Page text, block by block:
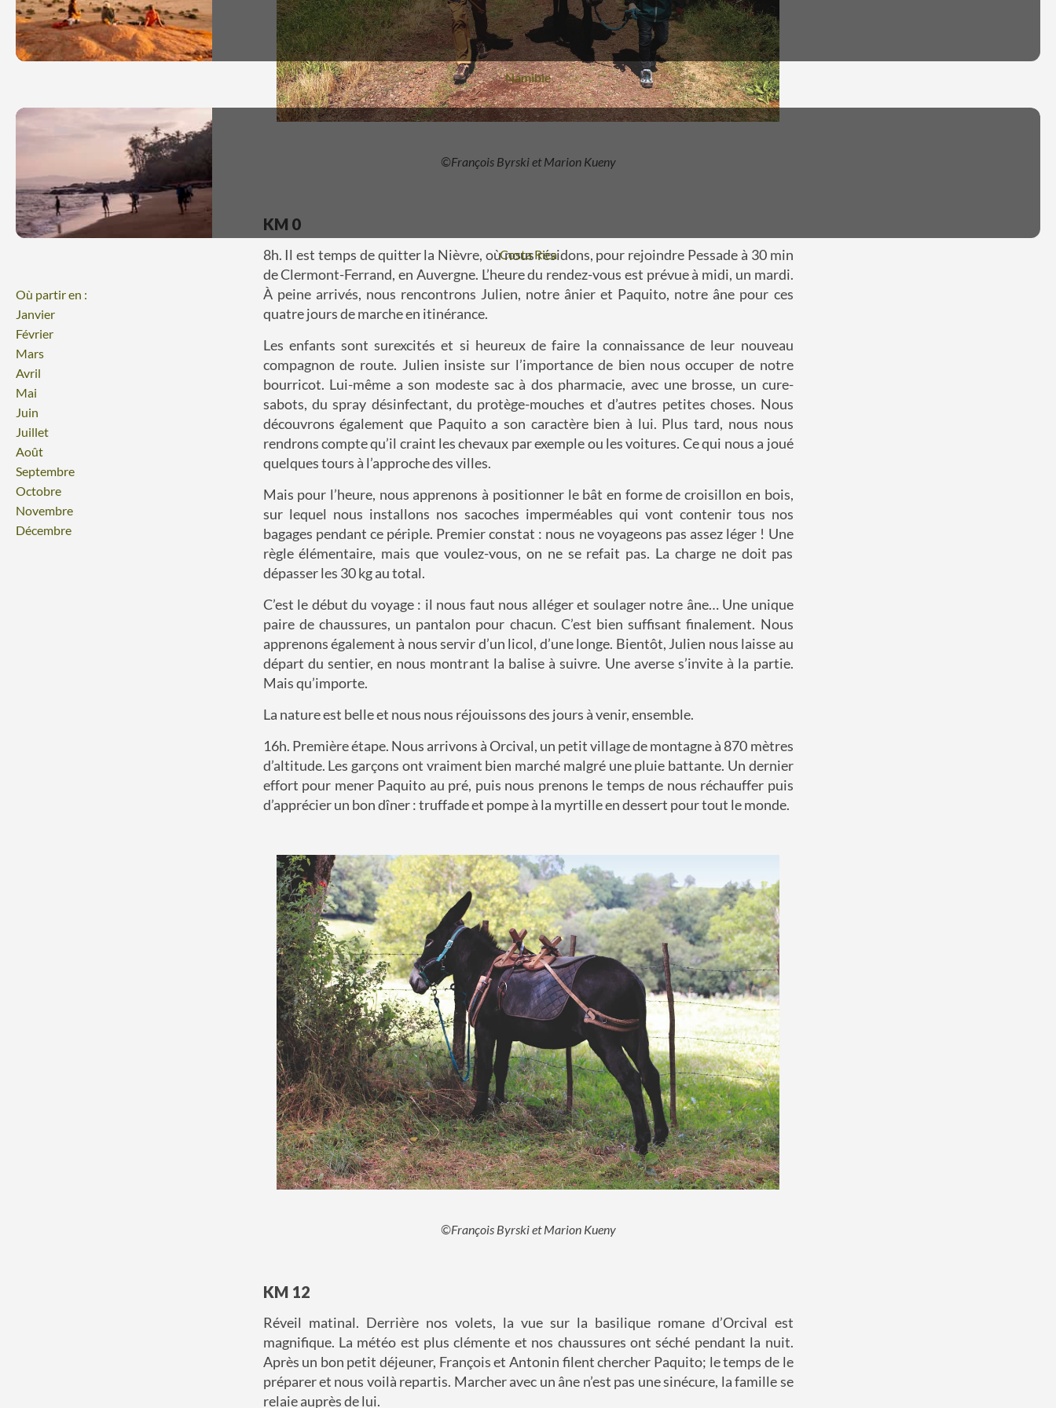
Voyage
Namibie
Voyage
Costa Rica
Où partir en :
Janvier
Février
Mars
Avril
Mai
Juin
Juillet
Août
Septembre
Octobre
Novembre
Décembre
©François Byrski et Marion Kueny
KM 0
8h. Il est temps de quitter la Nièvre, où nous résidons, pour rejoindre Pessade à 30 min
de Clermont-Ferrand, en Auvergne. L’heure du rendez-vous est prévue à midi, un mardi.
À peine arrivés, nous rencontrons Julien, notre ânier et Paquito, notre âne pour ces
quatre jours de marche en itinérance.
Les enfants sont surexcités et si heureux de faire la connaissance de leur nouveau
compagnon de route. Julien insiste sur l’importance de bien nous occuper de notre
bourricot. Lui-même a son modeste sac à dos pharmacie, avec une brosse, un cure-
sabots, du spray désinfectant, du protège-mouches et d’autres petites choses. Nous
découvrons également que Paquito a son caractère bien à lui. Plus tard, nous nous
rendrons compte qu’il craint les chevaux par exemple ou les voitures. Ce qui nous a joué
quelques tours à l’approche des villes.
Mais pour l’heure, nous apprenons à positionner le bât en forme de croisillon en bois,
sur lequel nous installons nos sacoches imperméables qui vont contenir tous nos
bagages pendant ce périple. Premier constat : nous ne voyageons pas assez léger ! Une
règle élémentaire, mais que voulez-vous, on ne se refait pas. La charge ne doit pas
dépasser les 30 kg au total.
C’est le début du voyage : il nous faut nous alléger et soulager notre âne… Une unique
paire de chaussures, un pantalon pour chacun. C’est bien suffisant finalement. Nous
apprenons également à nous servir d’un licol, d’une longe. Bientôt, Julien nous laisse au
départ du sentier, en nous montrant la balise à suivre. Une averse s’invite à la partie.
Mais qu’importe.
La nature est belle et nous nous réjouissons des jours à venir, ensemble.
16h. Première étape. Nous arrivons à Orcival, un petit village de montagne à 870 mètres
d’altitude. Les garçons ont vraiment bien marché malgré une pluie battante. Un dernier
effort pour mener Paquito au pré, puis nous prenons le temps de nous réchauffer puis
d’apprécier un bon dîner : truffade et pompe à la myrtille en dessert pour tout le monde.
©François Byrski et Marion Kueny
KM 12
Réveil matinal. Derrière nos volets, la vue sur la basilique romane d’Orcival est
magnifique. La météo est plus clémente et nos chaussures ont séché pendant la nuit.
Après un bon petit déjeuner, François et Antonin filent chercher Paquito; le temps de le
préparer et nous voilà repartis. Marcher avec un âne n’est pas une sinécure, la famille se
relaie auprès de lui.